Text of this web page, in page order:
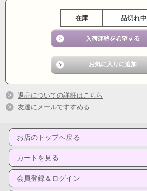
在庫 品切れ中
返品についての詳細はこちら
友達にメールですすめる
お店のトップへ戻る
カートを見る
会員登録＆ログイン